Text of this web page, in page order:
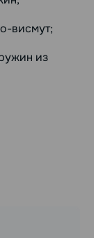
висмут;
из